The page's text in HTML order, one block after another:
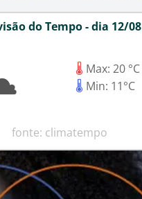
do Tempo - dia 12/08
🌡 Max: 20 °C
🌡 Min: 11°C
fonte: climatempo